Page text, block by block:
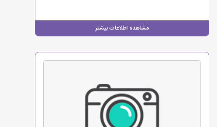
مشاهده اطلاعات بیشتر